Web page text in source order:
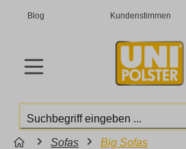
Blog Kundenstimmen
Sofas Big Sofas